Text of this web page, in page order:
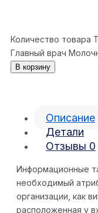
Количество товара
Главный врач
В корзину
Описание
Детали
Отзывы 0
Информационные
необходимый
организации, как
расположенная у